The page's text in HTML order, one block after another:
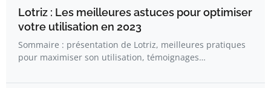
Lotriz : Les meilleures astuces pour optimiser
votre utilisation en 2023
Sommaire : présentation de Lotriz, meilleures pratiques
pour maximiser son utilisation, témoignages…